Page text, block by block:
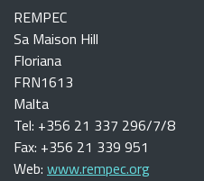
REMPEC
Sa Maison Hill
Floriana
FRN1613
Malta
Tel: +356 21 337 296/7/8
Fax: +356 21 339 951
Web: www.rempec.org